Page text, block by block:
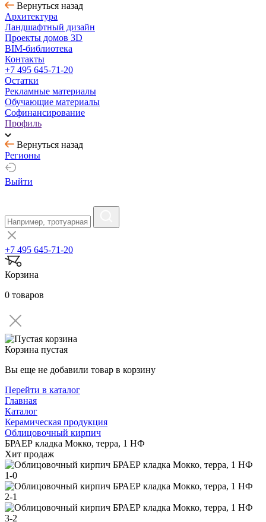
Вернуться назад
Архитектура
Ландшафтный дизайн
Проекты домов 3D
BIM-библиотека
Контакты
+7 495 645-71-20
Остатки
Рекламные материалы
Обучающие материалы
Софинансирование
Профиль
Вернуться назад
Регионы
Выйти
+7 495 645-71-20
Корзина
0 товаров
Корзина пустая
Вы еще не добавили товар в корзину
Перейти в каталог
Главная
Каталог
Керамическая продукция
Облицовочный кирпич
БРАЕР кладка Мокко, терра, 1 НФ
Хит продаж